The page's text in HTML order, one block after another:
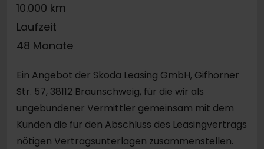
10.000 km
Laufzeit
48 Monate
Ein Angebot der Skoda Leasing GmbH, Gifhorner
Str. 57, 38112 Braunschweig, für die wir als
ungebundener Vermittler gemeinsam mit dem
Kunden die für den Abschluss des Leasingvertrags
nötigen Vertragsunterlagen zusammenstellen.